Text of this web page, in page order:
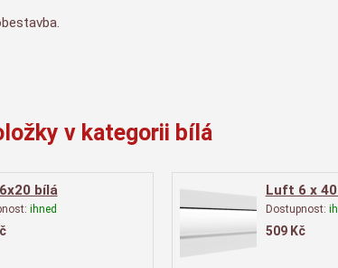
v kategorii bílá
bílá
ihned
Luft 6 x
Dostupnost:
509 Kč